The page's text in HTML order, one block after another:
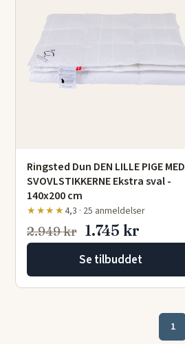
Ringsted Dun DEN LILLE PIGE MED
SVOVLSTIKKERNE Ekstra sval -
140x200 cm
★★★★4,3 · 25 anmeldelser
2.949 kr 1.745 kr
Se tilbuddet
1